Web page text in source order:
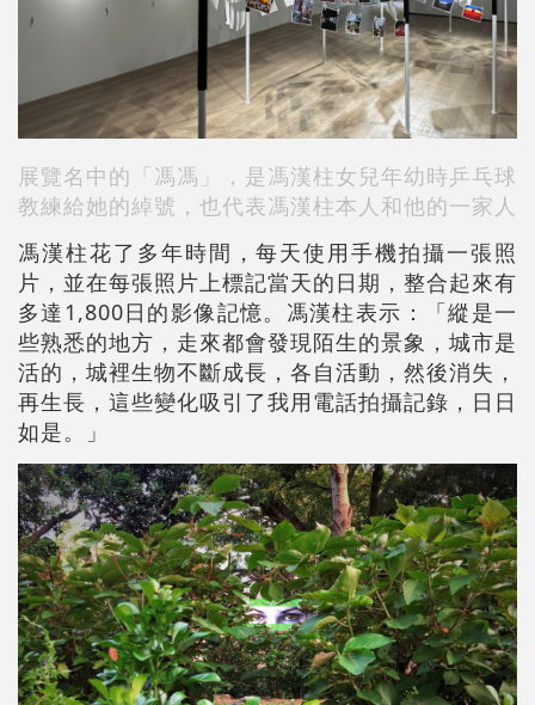
展覽名中的「馮馮」，是馮漢柱女兒年幼時乒乓球
教練給她的綽號，也代表馮漢柱本人和他的一家人
馮漢柱花了多年時間，每天使用手機拍攝一張照
片，並在每張照片上標記當天的日期，整合起來有
多達1,800日的影像記憶。馮漢柱表示：「縱是一
些熟悉的地方，走來都會發現陌生的景象，城市是
活的，城裡生物不斷成長，各自活動，然後消失，
再生長，這些變化吸引了我用電話拍攝記錄，日日
如是。」